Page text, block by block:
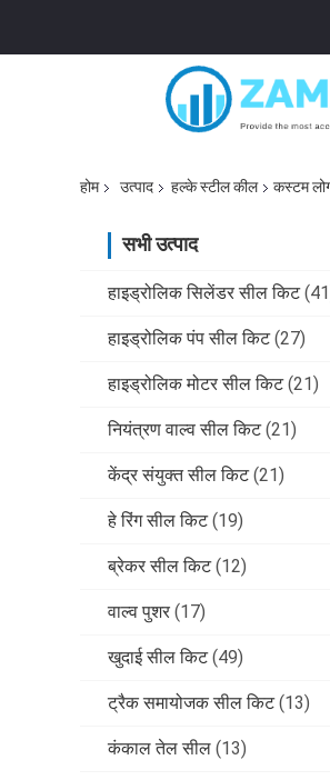
होम उत्पाद हल्के स्टील कील कस्टम
सभी उत्पाद
हाइड्रोलिक सिलेंडर सील किट
हाइड्रोलिक पंप सील किट (27)
हाइड्रोलिक मोटर सील किट (21)
नियंत्रण वाल्व सील किट (21)
केंद्र संयुक्त सील किट (21)
हे रिंग सील किट (19)
ब्रेकर सील किट (12)
वाल्व पुशर (17)
खुदाई सील किट (49)
ट्रैक समायोजक सील किट (13)
कंकाल तेल सील (13)